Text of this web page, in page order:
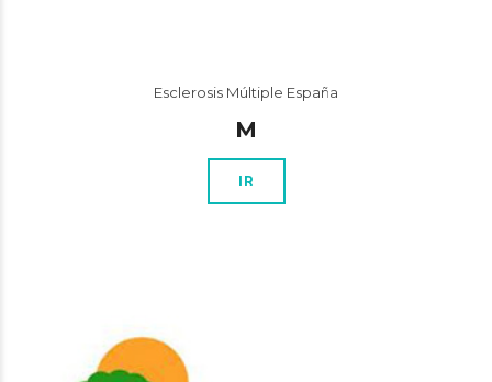
Esclerosis Múltiple España
M
IR